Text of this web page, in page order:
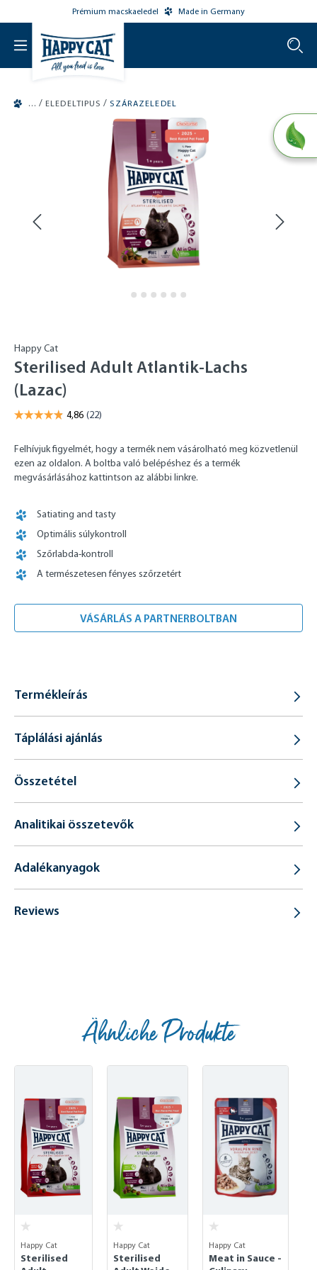
Prémium macskaeledel Made in Germany
/ ELEDELTIPUS / SZÁRAZELEDEL
Happy Cat
Sterilised Adult Atlantik-Lachs
(Lazac)
Felhívjuk figyelmét, hogy a termék nem vásárolható meg közvetlenül
ezen az oldalon. A boltba való belépéshez és a termék
megvásárlásához kattintson az alábbi linkre.
Satiating and tasty
Optimális súlykontroll
Szőrlabda-kontroll
A természetesen fényes szőrzetért
VÁSÁRLÁS A PARTNERBOLTBAN
Termékleírás
Táplálási ajánlás
Összetétel
Analitikai összetevők
Adalékanyagok
Reviews
Ähnliche Produkte
Happy Cat
Sterilised
Happy Cat
Sterilised
Happy Cat
Meat in Sauce -